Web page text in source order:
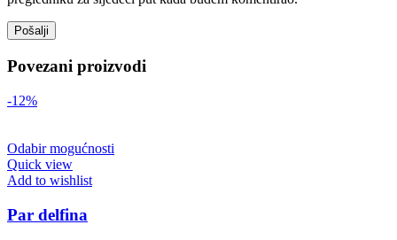
Povezani proizvodi
-12%
Odabir mogućnosti
Quick view
Add to wishlist
Par delfina